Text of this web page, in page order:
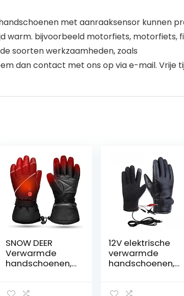
met aanraaksensor kunnen
bijvoorbeeld motorfiets, motorfiets,
soorten werkzaamheden, zoals
dan contact met ons op via e-mail. Vrije
SNOW DEER
Verwarmde
handschoenen,
12V elektrische
verwarmde
handschoenen,